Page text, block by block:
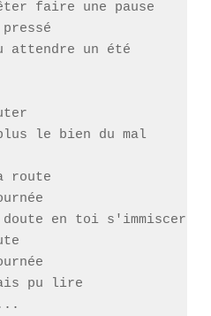
faire une pause
attendre un été
le bien du mal
route
en toi s'immiscer
pu lire
...